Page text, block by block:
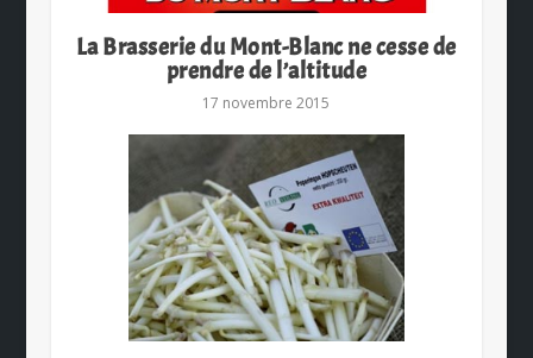
La Brasserie du Mont-Blanc ne cesse de
prendre de l’altitude
17 novembre 2015